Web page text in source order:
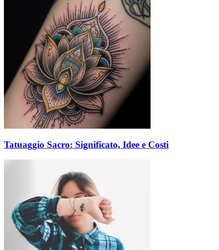
Tatuaggio Sacro: Significato, Idee e Costi